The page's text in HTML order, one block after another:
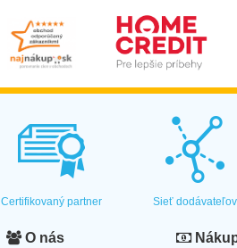
Certifikovaný partner Sieť dodávateľov
O nás